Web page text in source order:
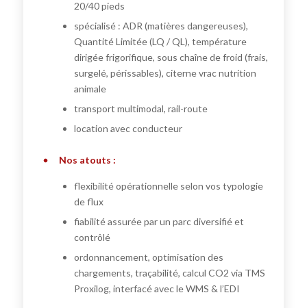
20/40 pieds
spécialisé : ADR (matières dangereuses),
Quantité Limitée (LQ / QL), température
dirigée frigorifique, sous chaîne de froid (frais,
surgelé, périssables), citerne vrac nutrition
animale
transport multimodal, rail-route
location avec conducteur
Nos atouts :
flexibilité opérationnelle selon vos typologie
de flux
fiabilité assurée par un parc diversifié et
contrôlé
ordonnancement, optimisation des
chargements, traçabilité, calcul CO2 via TMS
Proxilog, interfacé avec le WMS & l’EDI